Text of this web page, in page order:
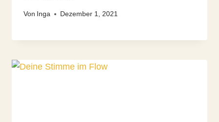
Von Inga Dezember 1, 2021